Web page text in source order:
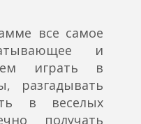
все самое
и
играть в
разгадывать
в веселых
получать